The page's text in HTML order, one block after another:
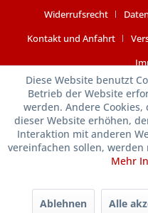
Widerrufsrecht
Kontakt und Anfahrt
Diese Website benutzt
Betrieb der Website
werden. Andere
dieser Website erhöhen,
Interaktion mit anderen
vereinfachen sollen,
Mehr
Ablehnen Alle